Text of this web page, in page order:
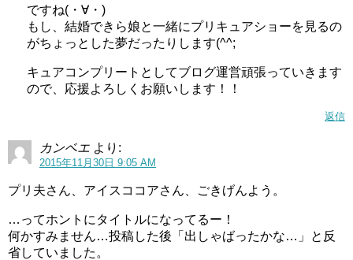
ですね(・∀・)
もし、結婚できら娘と一緒にプリキュアショーを見るの
がちょっとした夢だったりします(^^;
キュアコンプリートとしてブログ運営頑張っていきます
ので、応援よろしくお願いします！！
返信
カンベエ より:
2015年11月30日 9:05 AM
プリ夫さん、アイスココアさん、ごきげんよう。
…ってホントにタイトルになってるー！
何かすみません…投稿した後「出しゃばったかな…」と反
省していました。